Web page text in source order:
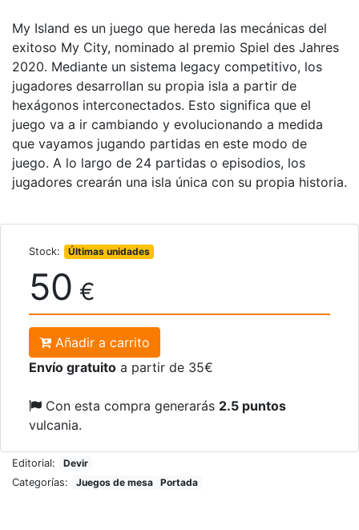
My Island es un juego que hereda las mecánicas del
exitoso My City, nominado al premio Spiel des Jahres
2020. Mediante un sistema legacy competitivo, los
jugadores desarrollan su propia isla a partir de
hexágonos interconectados. Esto significa que el
juego va a ir cambiando y evolucionando a medida
que vayamos jugando partidas en este modo de
juego. A lo largo de 24 partidas o episodios, los
jugadores crearán una isla única con su propia historia.
Stock: Últimas unidades
50 €
Añadir a carrito
Envío gratuito a partir de 35€
Con esta compra generarás 2.5 puntos
vulcania.
Editorial:
Devir
Categorías:
Juegos de mesa Portada